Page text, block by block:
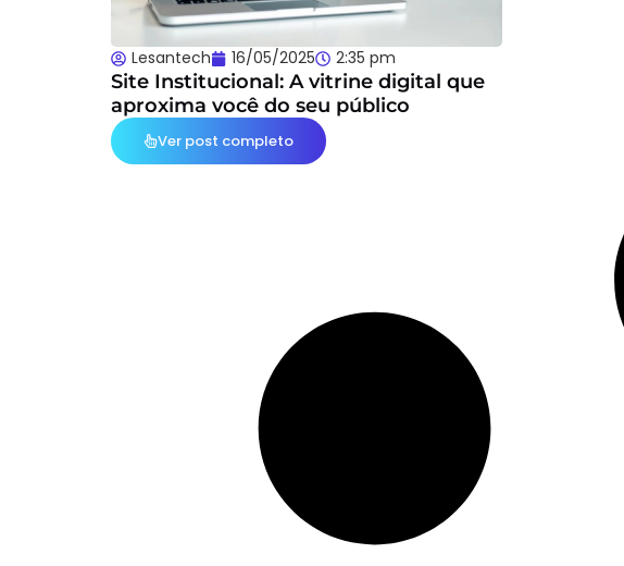
Lesantech 16/05/2025 2:35 pm
Site Institucional: A vitrine digital que
aproxima você do seu público
Ver post completo